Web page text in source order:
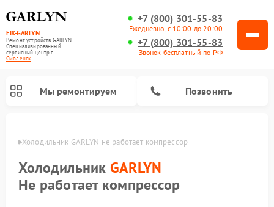
FIX-GARLYN
Ремонт устройств GARLYN
Специализированный
cервисный центр г.
Смоленск
+7 (800) 301-55-83
Ежедневно, с 10:00 до 20:00
+7 (800) 301-55-83
Звонок бесплатный по РФ
Мы ремонтируем Позвонить
Холодильник GARLYN не работает компрессор
Холодильник GARLYN
Не работает компрессор